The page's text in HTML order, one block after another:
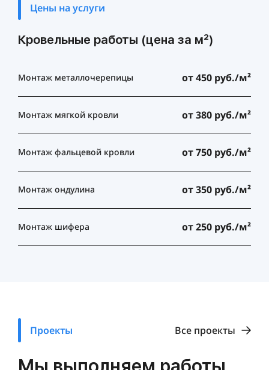
Цены на услуги
Кровельные работы (цена за м²)
Монтаж металлочерепицы от 450 руб./м²
Монтаж мягкой кровли от 380 руб./м²
Монтаж фальцевой кровли от 750 руб./м²
Монтаж ондулина от 350 руб./м²
Монтаж шифера от 250 руб./м²
Проекты Все проекты
Мы выполняем работы